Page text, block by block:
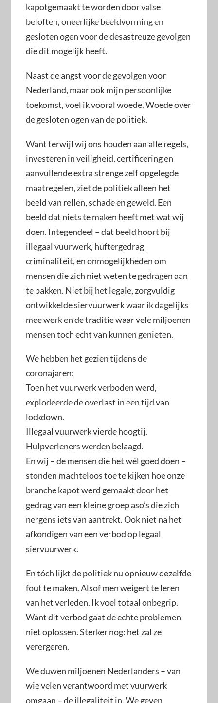
kapotgemaakt te worden door valse
beloften, oneerlijke beeldvorming en
gesloten ogen voor de desastreuze gevolgen
die dit mogelijk heeft.
Naast de angst voor de gevolgen voor
Nederland, maar ook mijn persoonlijke
toekomst, voel ik vooral woede. Woede over
de gesloten ogen van de politiek.
Want terwijl wij ons houden aan alle regels,
investeren in veiligheid, certificering en
aanvullende extra strenge zelf opgelegde
maatregelen, ziet de politiek alleen het
beeld van rellen, schade en geweld. Een
beeld dat niets te maken heeft met wat wij
doen. Integendeel – dat beeld hoort bij
illegaal vuurwerk, huftergedrag,
criminaliteit, en onmogelijkheden om
mensen die zich niet weten te gedragen aan
te pakken. Niet bij het legale, zorgvuldig
ontwikkelde siervuurwerk waar ik dagelijks
mee werk en de traditie waar vele miljoenen
mensen toch echt van kunnen genieten.
We hebben het gezien tijdens de
coronajaren:
Toen het vuurwerk verboden werd,
explodeerde de overlast in een tijd van
lockdown.
Illegaal vuurwerk vierde hoogtij.
Hulpverleners werden belaagd.
En wij – de mensen die het wél goed doen –
stonden machteloos toe te kijken hoe onze
branche kapot werd gemaakt door het
gedrag van een kleine groep aso’s die zich
nergens iets van aantrekt. Ook niet na het
afkondigen van een verbod op legaal
siervuurwerk.
En tóch lijkt de politiek nu opnieuw dezelfde
fout te maken. Alsof men weigert te leren
van het verleden. Ik voel totaal onbegrip.
Want dit verbod gaat de echte problemen
niet oplossen. Sterker nog: het zal ze
verergeren.
We duwen miljoenen Nederlanders – van
wie velen verantwoord met vuurwerk
omgaan – de illegaliteit in. We geven